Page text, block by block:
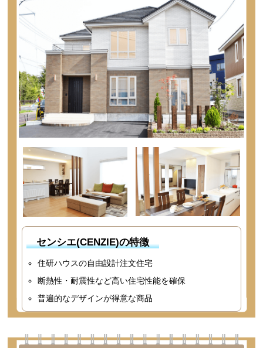
センシエ(CENZIE)の特徴
住研ハウスの自由設計注文住宅
断熱性・耐震性など高い住宅性能を確保
普遍的なデザインが得意な商品